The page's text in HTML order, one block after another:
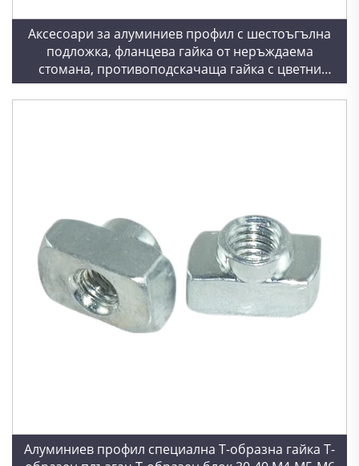
Аксесоари за алуминиев профил с шестоъгълна
подложка, фланцева гайка от неръждаема
стомана, противоподскачаща гайка с цветни
зъби, M5M6M8 въглеродна стомана гайка
Алуминиев профил специална Т-образна гайка Т-